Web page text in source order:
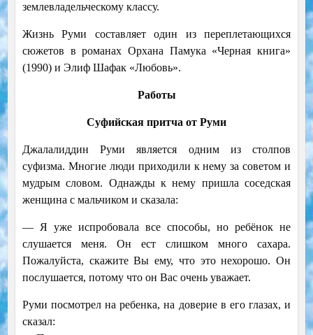
землевладельческому классу.
Жизнь Руми составляет один из переплетающихся
сюжетов в романах Орхана Памука «Черная книга»
(1990) и Элиф Шафак «Любовь».
Работы
Суфийская притча от Руми
Джалалиддин Руми является одним из столпов
суфизма. Многие люди приходили к нему за советом и
мудрым словом. Однажды к нему пришла соседская
женщина с мальчиком и сказала:
— Я уже испробовала все способы, но ребёнок не
слушается меня. Он ест слишком много сахара.
Пожалуйста, скажите Вы ему, что это нехорошо. Он
послушается, потому что он Вас очень уважает.
Руми посмотрел на ребенка, на доверие в его глазах, и
сказал: